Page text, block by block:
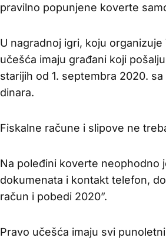
pravilno popunjene koverte
U nagradnoj igri, koju
učešća imaju građani koji
starijih od 1. septembra 2020.
dinara.
Fiskalne račune i slipove ne
Na poleđini koverte neophodno
dokumenata i kontakt telefon,
račun i pobedi 2020”.
Pravo učešća imaju svi